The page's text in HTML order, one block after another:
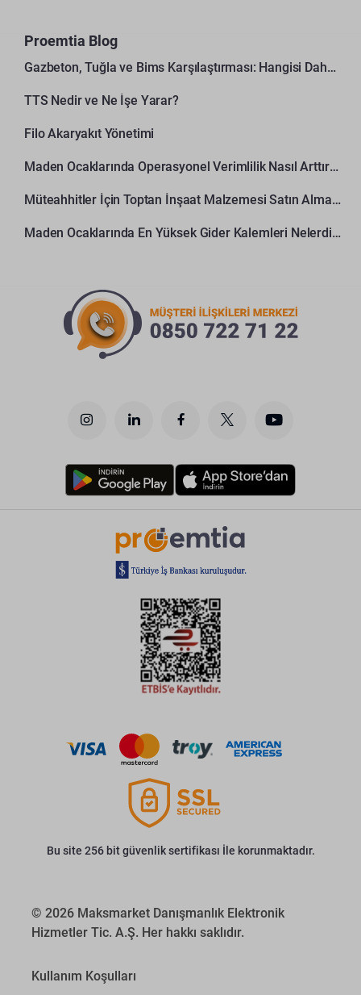
Proemtia Blog
Gazbeton, Tuğla ve Bims Karşılaştırması: Hangisi Daha Avantajlı?
TTS Nedir ve Ne İşe Yarar?
Filo Akaryakıt Yönetimi
Maden Ocaklarında Operasyonel Verimlilik Nasıl Arttırılır?
Müteahhitler İçin Toptan İnşaat Malzemesi Satın Alma Rehberi
Maden Ocaklarında En Yüksek Gider Kalemleri Nelerdir?
Bu site 256 bit güvenlik sertifikası İle korunmaktadır.
© 2026 Maksmarket Danışmanlık Elektronik
Hizmetler Tic. A.Ş. Her hakkı saklıdır.
Kullanım Koşulları